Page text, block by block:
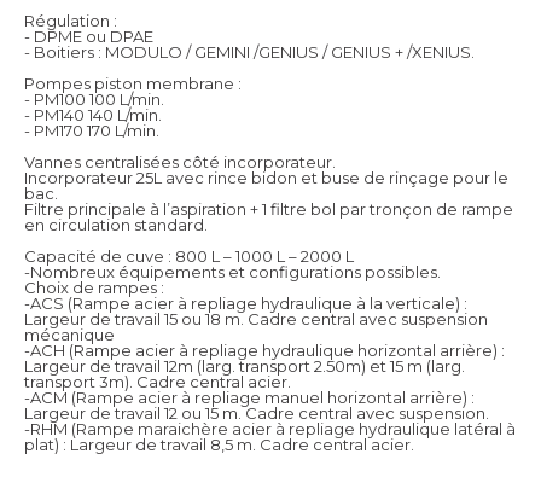
Régulation :
- DPME ou DPAE
- Boitiers : MODULO / GEMINI /GENIUS / GENIUS + /XENIUS.
Pompes piston membrane :
- PM100 100 L/min.
- PM140 140 L/min.
- PM170 170 L/min.
Vannes centralisées côté incorporateur.
Incorporateur 25L avec rince bidon et buse de rinçage pour le
bac.
Filtre principale à l’aspiration + 1 filtre bol par tronçon de rampe
en circulation standard.
Capacité de cuve : 800 L – 1000 L – 2000 L
-Nombreux équipements et configurations possibles.
Choix de rampes :
-ACS (Rampe acier à repliage hydraulique à la verticale) :
Largeur de travail 15 ou 18 m. Cadre central avec suspension
mécanique
-ACH (Rampe acier à repliage hydraulique horizontal arrière) :
Largeur de travail 12m (larg. transport 2.50m) et 15 m (larg.
transport 3m). Cadre central acier.
-ACM (Rampe acier à repliage manuel horizontal arrière) :
Largeur de travail 12 ou 15 m. Cadre central avec suspension.
-RHM (Rampe maraichère acier à repliage hydraulique latéral à
plat) : Largeur de travail 8,5 m. Cadre central acier.